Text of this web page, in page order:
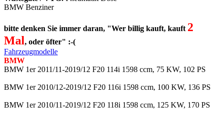
BMW Benziner
bitte denken Sie immer daran, "Wer billig kauft, kauft 2
Mal, oder öfter" :-(
Fahrzeugmodelle
BMW
BMW 1er 2011/11-2019/12 F20 114i 1598 ccm, 75 KW, 102 PS
BMW 1er 2010/12-2019/12 F20 116i 1598 ccm, 100 KW, 136 PS
BMW 1er 2010/11-2019/12 F20 118i 1598 ccm, 125 KW, 170 PS